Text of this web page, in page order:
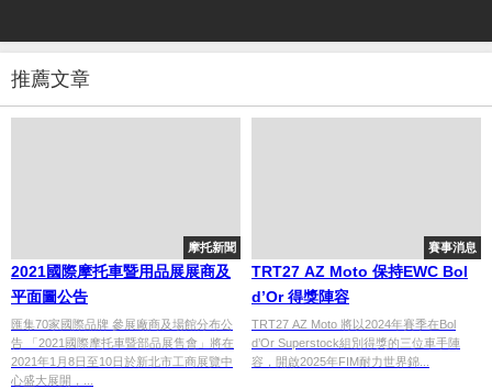
推薦文章
摩托新聞
2021國際摩托車暨用品展展商及
平面圖公告
匯集70家國際品牌 參展廠商及場館分布公
告 「2021國際摩托車暨部品展售會」將在
2021年1月8日至10日於新北市工商展覽中
心盛大展開，...
賽事消息
TRT27 AZ Moto 保持EWC Bol
d’Or 得獎陣容
TRT27 AZ Moto 將以2024年賽季在Bol
d’Or Superstock組別得獎的三位車手陣
容，開啟2025年FIM耐力世界錦...